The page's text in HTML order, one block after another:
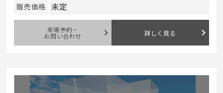
販売価格
未定
来場予約・
お問い合わせ 詳しく見る